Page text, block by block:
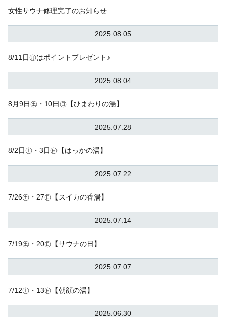
女性サウナ修理完了のお知らせ
2025.08.05
8/11日㊊はポイントプレゼント♪
2025.08.04
8月9日㊏・10日㊐【ひまわりの湯】
2025.07.28
8/2日㊏・3日㊐【はっかの湯】
2025.07.22
7/26㊏・27㊐【スイカの香湯】
2025.07.14
7/19㊏・20㊐【サウナの日】
2025.07.07
7/12㊏・13㊐【朝顔の湯】
2025.06.30